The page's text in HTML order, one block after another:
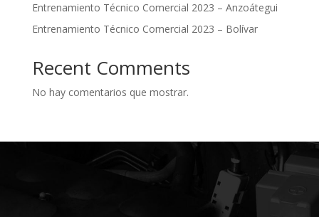
Entrenamiento Técnico Comercial 2023 – Anzoátegui
Entrenamiento Técnico Comercial 2023 – Bolívar
Recent Comments
No hay comentarios que mostrar.